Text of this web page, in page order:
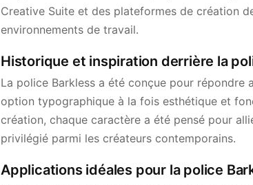
Creative Suite et des plateformes de création
environnements de travail.
Historique et inspiration derrière la
La police Barkless a été conçue pour répondre
option typographique à la fois esthétique et
création, chaque caractère a été pensé pour
privilégié parmi les créateurs contemporains.
Applications idéales pour la police